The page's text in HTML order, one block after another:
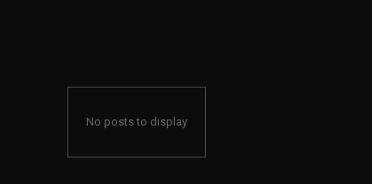
No posts to display